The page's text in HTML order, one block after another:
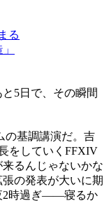
る
5日で、その瞬間
の基調講演だ。吉
をしていくFFXIV
るんじゃないかな
の発表が大いに期
2時過ぎ——寝るか